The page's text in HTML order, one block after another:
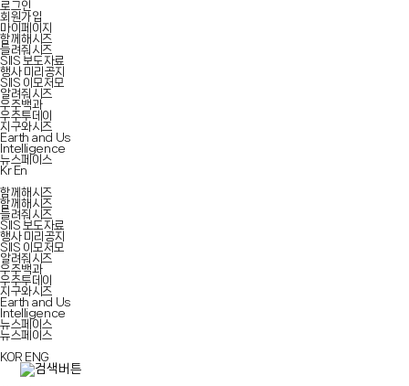
로그인
회원가입
마이페이지
함께해시즈
들려줘시즈
SIIS 보도자료
행사 미리공지
SIIS 이모저모
알려줘시즈
우주백과
우주투데이
지구와시즈
Earth and Us
Intelligence
뉴스페이스
Kr En
함께해시즈
함께해시즈
들려줘시즈
SIIS 보도자료
행사 미리공지
SIIS 이모저모
알려줘시즈
우주백과
우주투데이
지구와시즈
Earth and Us
Intelligence
뉴스페이스
뉴스페이스
KOR ENG